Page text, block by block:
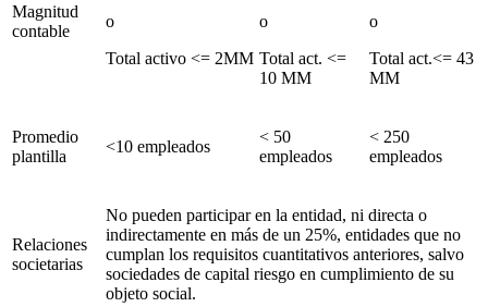
Magnitud
contable
o
Total activo <= 2MM
o
Total act. <=
10 MM
o
Total act.<= 43
MM
Promedio
plantilla
<10 empleados
< 50
empleados
< 250
empleados
Relaciones
societarias
No pueden participar en la entidad, ni directa o
indirectamente en más de un 25%, entidades que no
cumplan los requisitos cuantitativos anteriores, salvo
sociedades de capital riesgo en cumplimiento de su
objeto social.